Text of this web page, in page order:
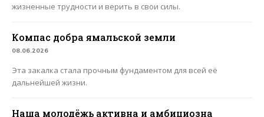
жизненные трудности и верить в свои силы.
Компас добра ямальской земли
08.06.2026
Эта закалка стала прочным фундаментом для всей её
дальнейшей жизни.
Наша молодёжь активна и амбициозна